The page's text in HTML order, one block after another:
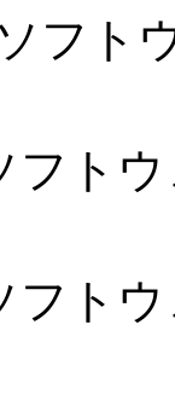
フト
フト
フト